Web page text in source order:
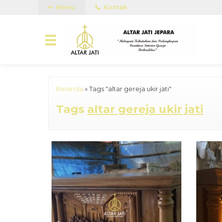
Menu Kontak
Beranda » Tags "altar gereja ukir jati"
Tags altar gereja ukir jati